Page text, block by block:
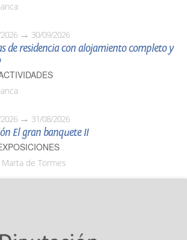
30/09/2026
de residencia con alojamiento completo y
31/08/2026
El gran banquete II
Marta de Tormes